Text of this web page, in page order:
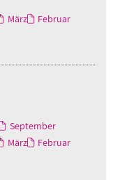
März
Februar
September
März
Februar